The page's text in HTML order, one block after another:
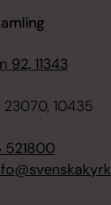
92, 11343
23070, 10435
521800